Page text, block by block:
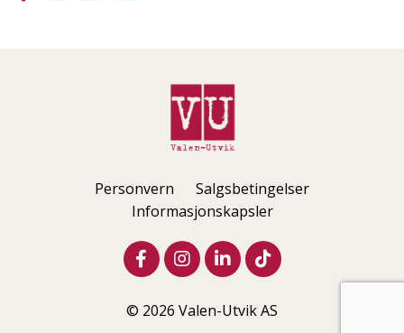
Personvern
Salgsbetingelser
Informasjonskapsler
© 2026 Valen-Utvik AS